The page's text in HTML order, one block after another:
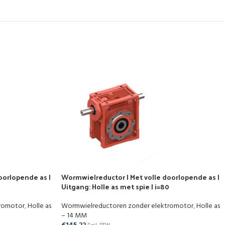
as |
,Holle as
Wormwielreductor | Met volle doorlopende as |
Uitgang: Holle as met spie | i=80
Wormwielreductoren zonder elektromotor,Holle as
– 14 MM